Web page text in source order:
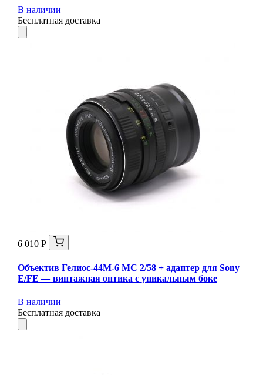
В наличии
Бесплатная доставка
6 010 Р
Объектив Гелиос-44М-6 МС 2/58 + адаптер для Sony
E/FE — винтажная оптика с уникальным боке
В наличии
Бесплатная доставка